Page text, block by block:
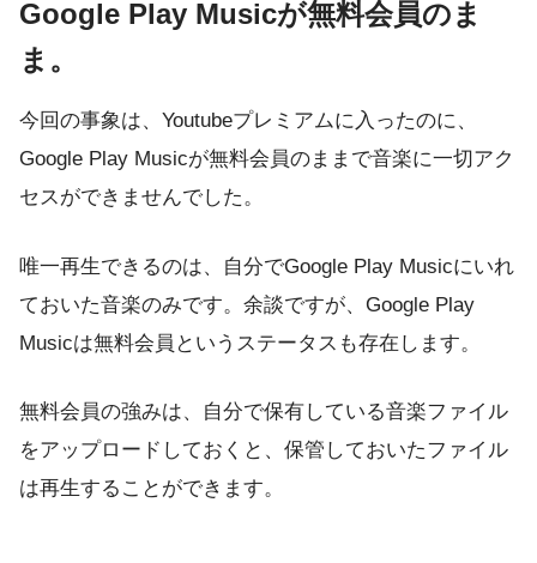
Google Play Musicが無料会員のま
ま。
今回の事象は、Youtubeプレミアムに入ったのに、
Google Play Musicが無料会員のままで音楽に一切アク
セスができませんでした。
唯一再生できるのは、自分でGoogle Play Musicにいれ
ておいた音楽のみです。余談ですが、Google Play
Musicは無料会員というステータスも存在します。
無料会員の強みは、自分で保有している音楽ファイル
をアップロードしておくと、保管しておいたファイル
は再生することができます。